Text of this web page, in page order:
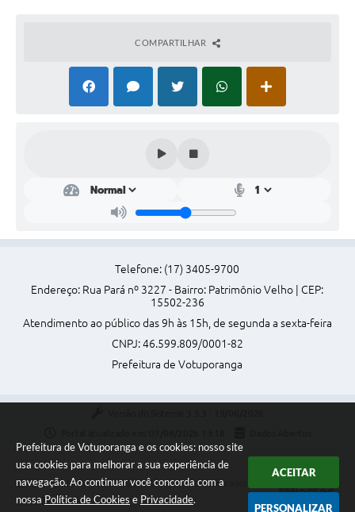
Prefeitura de Votuporanga e os cookies: nosso site
usa cookies para melhorar a sua experiência de
navegação. Ao continuar você concorda com a
nossa Política de Cookies e Privacidade.
ACEITAR
PERSONALIZAR
COMPARTILHAR
Telefone: (17) 3405-9700
Endereço: Rua Pará nº 3227 - Bairro: Patrimônio Velho | CEP:
15502-236
Atendimento ao público das 9h às 15h, de segunda a sexta-feira
CNPJ: 46.599.809/0001-82
Prefeitura de Votuporanga
Copyright Instar - 2006-2026. Todos os direitos reservados -
Instar Tecnologia